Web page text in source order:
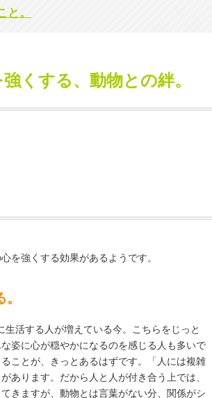
。
くする、動物との絆。
を強くする効果があるようです。
生活する人が増えている今。こちらをじっと
姿に心が穏やかになるのを感じる人も多いで
ことが、きっとあるはずです。「人には複雑
あります。だから人と人が付き合う上では、
きますが、動物とは言葉がない分、関係がシ